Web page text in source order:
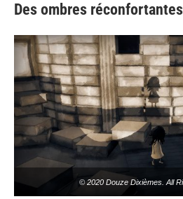
Des ombres réconfortantes
© 2020 Douze Dixièmes. All